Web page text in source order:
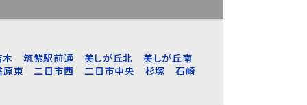
木 筑紫駅前通 美しが丘北
美しが丘南
原東
二日市西 二日市中央 杉塚 石崎